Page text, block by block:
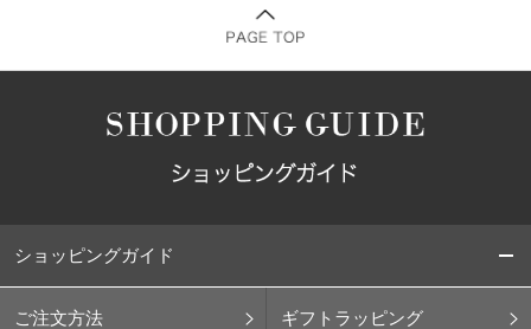
ショッピングガイド
ご注文方法 ギフトラッピング